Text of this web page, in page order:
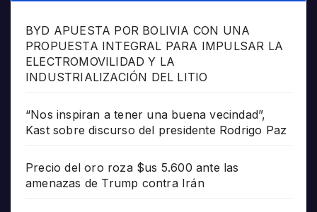
BYD APUESTA POR BOLIVIA CON UNA
PROPUESTA INTEGRAL PARA IMPULSAR LA
ELECTROMOVILIDAD Y LA
INDUSTRIALIZACIÓN DEL LITIO
“Nos inspiran a tener una buena vecindad”,
Kast sobre discurso del presidente Rodrigo Paz
Precio del oro roza $us 5.600 ante las
amenazas de Trump contra Irán